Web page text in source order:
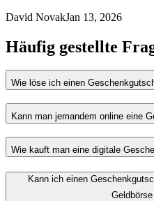
David NovakJan 13, 2026
Häufig gestellte
Wie löse ich einen
Kann man jemandem online eine
Wie kauft man eine digitale
Kann ich einen